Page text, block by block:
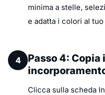
minima a stelle,
e adatta i colori al
4
Passo 4: Copia
Clicca sulla scheda